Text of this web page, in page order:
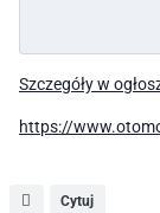
Szczegóły w
https://
Cytuj